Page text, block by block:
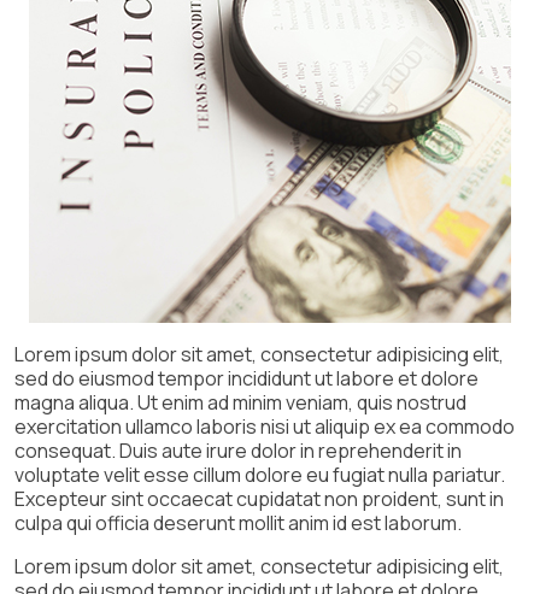
Lorem ipsum dolor sit amet, consectetur adipisicing elit,
sed do eiusmod tempor incididunt ut labore et dolore
magna aliqua. Ut enim ad minim veniam, quis nostrud
exercitation ullamco laboris nisi ut aliquip ex ea commodo
consequat. Duis aute irure dolor in reprehenderit in
voluptate velit esse cillum dolore eu fugiat nulla pariatur.
Excepteur sint occaecat cupidatat non proident, sunt in
culpa qui officia deserunt mollit anim id est laborum.
Lorem ipsum dolor sit amet, consectetur adipisicing elit,